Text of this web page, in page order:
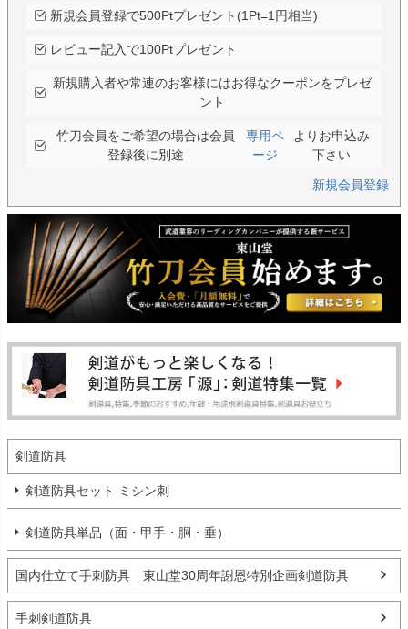
新規会員登録で500Ptプレゼント(1Pt=1円相当)
レビュー記入で100Ptプレゼント
新規購入者や常連のお客様にはお得なクーポンをプレゼ
ント
竹刀会員をご希望の場合は会員
登録後に別途
専用ペ
ージ
よりお申込み
下さい
新規会員登録
剣道防具
剣道防具セット ミシン刺
剣道防具単品（面・甲手・胴・垂）
国内仕立て手刺防具 東山堂30周年謝恩特別企画剣道防具
手刺剣道防具